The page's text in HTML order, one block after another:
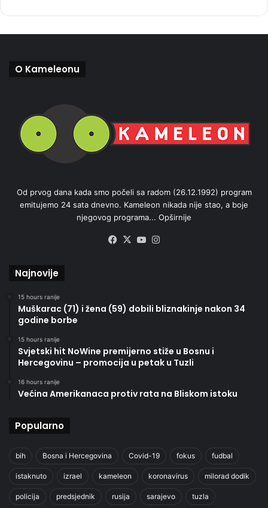
O Kameleonu
Od prvog dana kada smo počeli sa radom (26.12.1992) program
emitujemo 24 sata dnevno. Kameleon nikada nije stao, a boje
njegovog programa... Opširnije
Facebook
X YouTube
Najnovije
15 hours ranije
Muškarac (71) i žena (59) dobili bliznakinje nakon 34
godine borbe
15 hours ranije
Svjetski hit NoWine premijerno stiže u Bosnu i
Hercegovinu – promocija u petak u Tuzli
16 hours ranije
Većina Amerikanaca protiv rata na Bliskom istoku
Popularno
bih Bosna i Hercegovina Covid-19 fokus fudbal
istaknuto izrael kameleon koronavirus milorad dodik
policija predsjednik rusija sarajevo tuzla